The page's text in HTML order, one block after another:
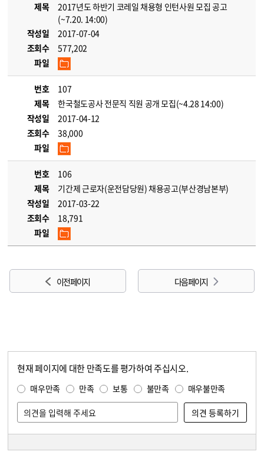
제목
2017년도 하반기 코레일 채용형 인턴사원 모집 공고
(~7.20. 14:00)
작성일
2017-07-04
조회수
577,202
파일
번호
107
제목
한국철도공사 전문직 직원 공개 모집(~4.28 14:00)
작성일
2017-04-12
조회수
38,000
파일
번호
106
제목
기간제 근로자(운전담당원) 채용공고(부산경남본부)
작성일
2017-03-22
조회수
18,791
파일
이전 페이지 다음 페이지
현재 페이지에 대한 만족도를 평가하여 주십시오.
매우만족 만족 보통 불만족 매우불만족